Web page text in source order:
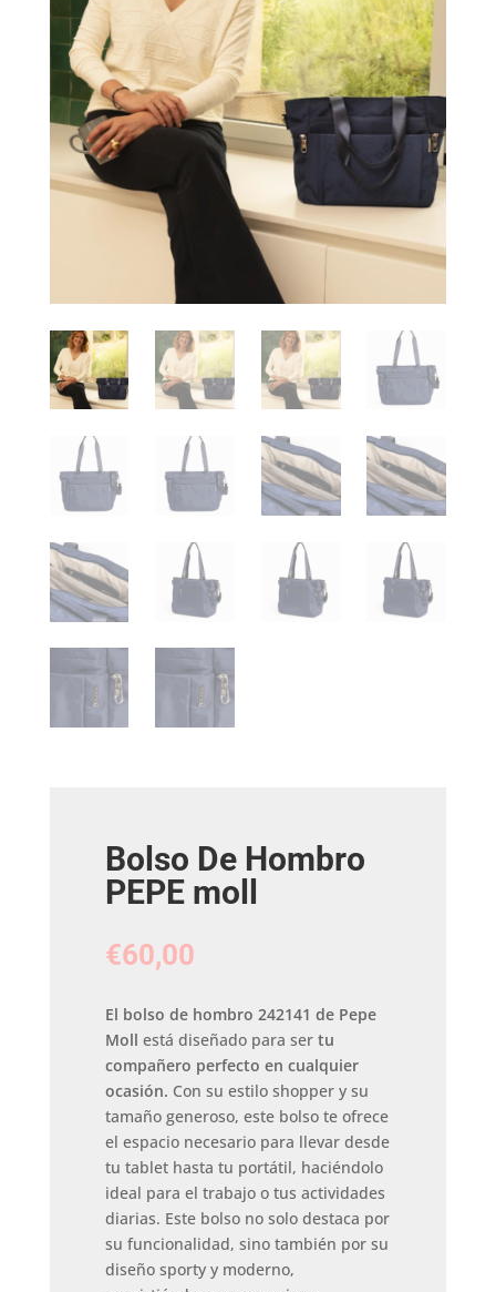
Bolso De Hombro
PEPE moll
€60,00
El bolso de hombro 242141 de Pepe
Moll está diseñado para ser tu
compañero perfecto en cualquier
ocasión. Con su estilo shopper y su
tamaño generoso, este bolso te ofrece
el espacio necesario para llevar desde
tu tablet hasta tu portátil, haciéndolo
ideal para el trabajo o tus actividades
diarias. Este bolso no solo destaca por
su funcionalidad, sino también por su
diseño sporty y moderno,